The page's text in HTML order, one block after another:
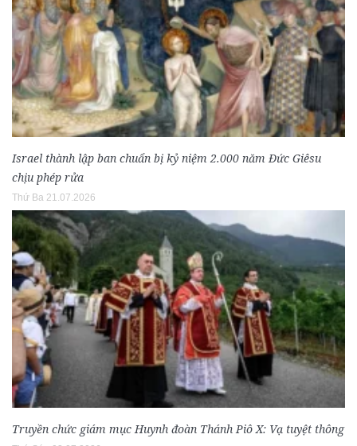
Israel thành lập ban chuẩn bị kỷ niệm 2.000 năm Đức Giêsu
chịu phép rửa
Thứ Ba 21.07.2026
Truyền chức giám mục Huynh đoàn Thánh Piô X: Vạ tuyệt thông